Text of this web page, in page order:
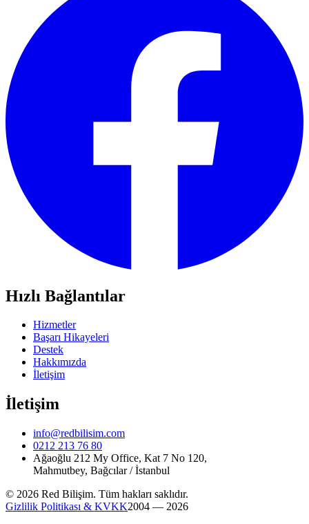
Hızlı Bağlantılar
Hizmetler
Başarı Hikayeleri
Destek
Hakkımızda
İletişim
İletişim
info@redbilisim.com
0212 213 76 80
Ağaoğlu 212 My Office, Kat 7 No 120,
Mahmutbey, Bağcılar / İstanbul
© 2026 Red Bilişim. Tüm hakları saklıdır.
Gizlilik Politikası & KVKK2004 — 2026